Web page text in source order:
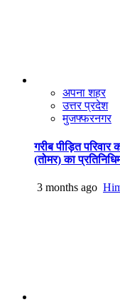
अपना शहर
उत्तर प्रदेश
मुजफ्फरनगर
गरीब पीड़ित
(तोमर) का
3 months ago